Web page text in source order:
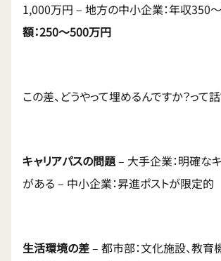
1,000万円 – 地方の中小企業：年収350
額：250〜500万円
この差、どうやって埋めるんですか？って
キャリアパスの問題– 大手企業：明確な
がある – 中小企業：昇進ポストが限定的
生活環境の差– 都市部：文化施設、教育